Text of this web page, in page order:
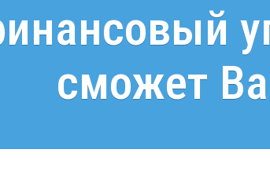
сможет